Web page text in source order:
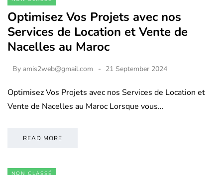
Optimisez Vos Projets avec nos
Services de Location et Vente de
Nacelles au Maroc
By amis2web@gmail.com 21 September 2024
Optimisez Vos Projets avec nos Services de Location et
Vente de Nacelles au Maroc Lorsque vous…
READ MORE
NON CLASSÉ